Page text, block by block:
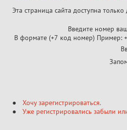
Эта страница сайта доступна
Введите номер
В формате (+7 код номер) Пример:
Хочу зарегистрироваться.
Уже регистрировались забыли